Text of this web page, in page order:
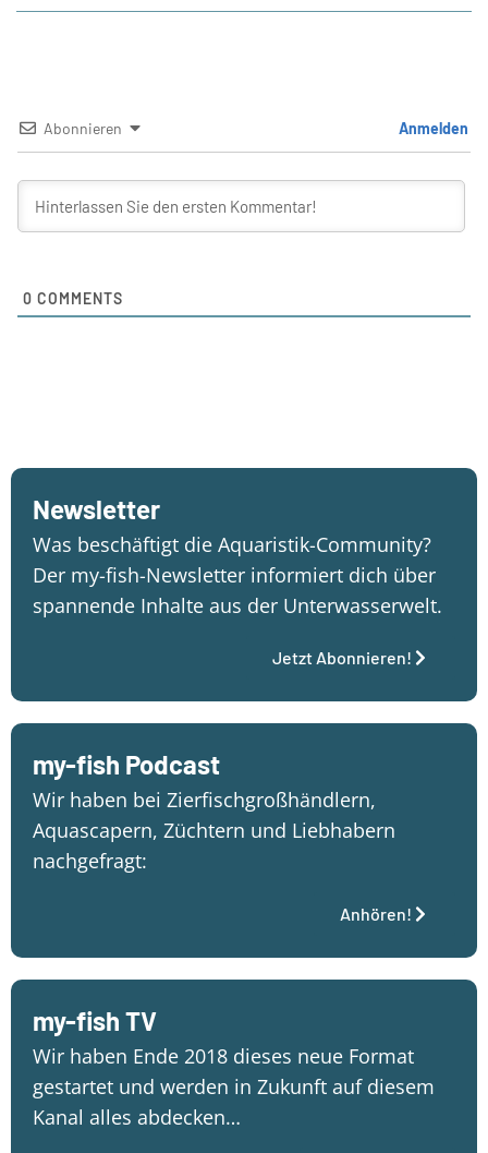
Abonnieren Anmelden
0 COMMENTS
Newsletter
Was beschäftigt die Aquaristik-Community?
Der my-fish-Newsletter informiert dich über
spannende Inhalte aus der Unterwasserwelt.
Jetzt Abonnieren!
my-fish Podcast
Wir haben bei Zierfischgroßhändlern,
Aquascapern, Züchtern und Liebhabern
nachgefragt:
Anhören!
my-fish TV
Wir haben Ende 2018 dieses neue Format
gestartet und werden in Zukunft auf diesem
Kanal alles abdecken…